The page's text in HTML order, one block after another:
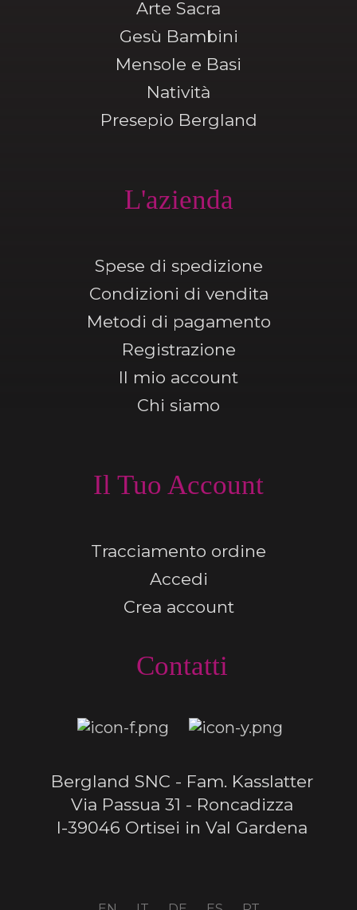
Arte Sacra
Gesù Bambini
Mensole e Basi
Natività
Presepio Bergland
L'azienda
Spese di spedizione
Condizioni di vendita
Metodi di pagamento
Registrazione
Il mio account
Chi siamo
Il Tuo Account
Tracciamento ordine
Accedi
Crea account
Contatti
Bergland SNC - Fam. Kasslatter
Via Passua 31 - Roncadizza
I-39046 Ortisei in Val Gardena